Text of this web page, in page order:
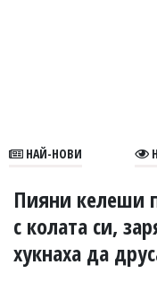
В
УКРАЙНА
СПОРТ
РАЗСЛЕДВАНЕ
НАЙ-НОВИ
Пияни келеши
с колата си,
хукнаха да